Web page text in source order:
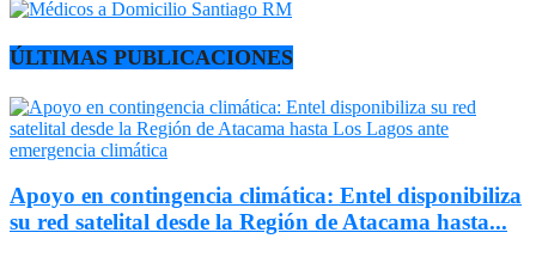
ÚLTIMAS PUBLICACIONES
Apoyo en contingencia climática: Entel disponibiliza
su red satelital desde la Región de Atacama hasta...